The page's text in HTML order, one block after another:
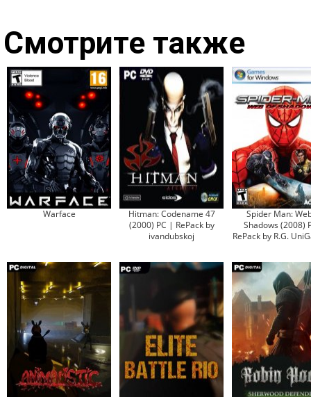
Смотрите также
Warface
Hitman: Codename 47
(2000) PC | RePack by
ivandubskoj
Spider Man:
Shadows (2008)
RePack by R.G.